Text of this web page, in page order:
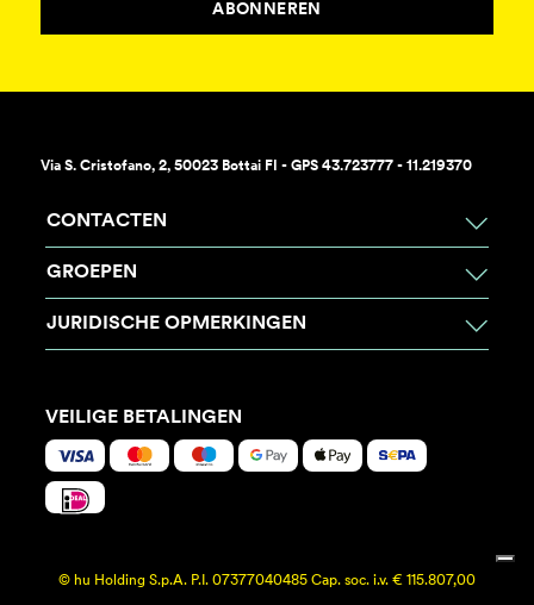
ABONNEREN
Via S. Cristofano, 2, 50023 Bottai FI - GPS 43.723777 - 11.219370
CONTACTEN
GROEPEN
JURIDISCHE OPMERKINGEN
VEILIGE BETALINGEN
© hu Holding S.p.A. P.I. 07377040485 Cap. soc. i.v. € 115.807,00